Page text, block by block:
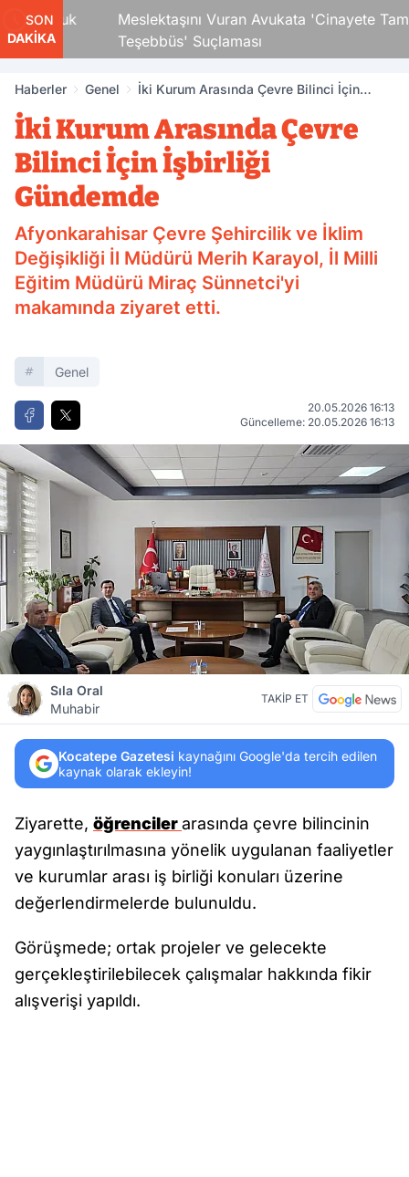
SON
DAKİKA
Çocuk
Meslektaşını Vuran Avukata 'Cinayete Tam
Teşebbüs' Suçlaması
Haberler Genel
İki Kurum Arasında Çevre Bilinci İçin
İki Kurum Arasında Çevre
Bilinci İçin İşbirliği
Gündemde
Afyonkarahisar Çevre Şehircilik ve İklim
Değişikliği İl Müdürü Merih Karayol, İl Milli
Eğitim Müdürü Miraç Sünnetci'yi
makamında ziyaret etti.
Genel
20.05.2026 16:13
Güncelleme: 20.05.2026 16:13
Sıla Oral
Muhabir
TAKİP ET
Kocatepe Gazetesi kaynağını Google'da tercih edilen
kaynak olarak ekleyin!
Ziyarette, öğrencilerarasında çevre bilincinin
yaygınlaştırılmasına yönelik uygulanan faaliyetler
ve kurumlar arası iş birliği konuları üzerine
değerlendirmelerde bulunuldu.
Görüşmede; ortak projeler ve gelecekte
gerçekleştirilebilecek çalışmalar hakkında fikir
alışverişi yapıldı.